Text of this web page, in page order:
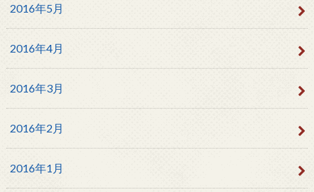
2016年5月
2016年4月
2016年3月
2016年2月
2016年1月